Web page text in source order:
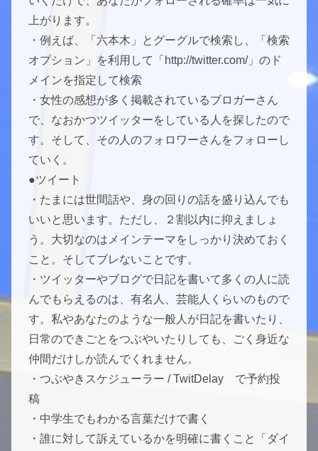
上がります。
・例えば、「六本木」とグーグルで検索し、「検索
オプション」を利用して「http://twitter.com/」のド
メインを指定して検索
・女性の感想が多く掲載されているブロガーさん
で、なおかつツイッターをしている人を探したので
す。そして、その人のフォロワーさんをフォローし
ていく。
●ツイート
・たまには世間話や、身の回りの話を盛り込んでも
いいと思います。ただし、２割以内に抑えましょ
う。大切なのはメインテーマをしっかり決めておく
こと。そしてブレないことです。
・ツイッターやブログで日記を書いて多くの人に読
んでもらえるのは、有名人、芸能人くらいのもので
す。私やあなたのような一般人が日記を書いたり、
日常のできごとをつぶやいたりしても、ごく身近な
仲間だけしか読んでくれません。
・つぶやきスケジューラー / TwitDelay で予約投
稿
・中学生でもわかる言葉だけで書く
・誰に対して訴えているかを明確に書くこと「ダイ